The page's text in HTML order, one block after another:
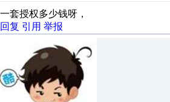
一套授权多少钱呀，
回复 引用 举报